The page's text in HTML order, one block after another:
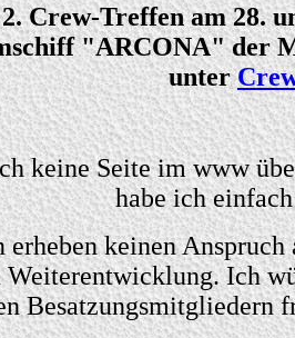
Crew-Treffen am 28.
"ARCONA" der
unter
keine Seite im www
habe ich
erheben keinen
Weiterentwicklung. Ich
Besatzungsmitgliedern